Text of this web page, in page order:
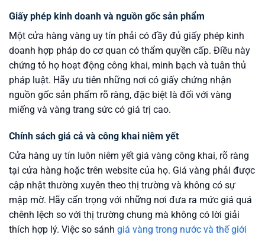
Giấy phép kinh doanh và nguồn gốc sản phẩm
Một cửa hàng vàng uy tín phải có đầy đủ giấy phép kinh
doanh hợp pháp do cơ quan có thẩm quyền cấp. Điều này
chứng tỏ họ hoạt động công khai, minh bạch và tuân thủ
pháp luật. Hãy ưu tiên những nơi có giấy chứng nhận
nguồn gốc sản phẩm rõ ràng, đặc biệt là đối với vàng
miếng và vàng trang sức có giá trị cao.
Chính sách giá cả và công khai niêm yết
Cửa hàng uy tín luôn niêm yết giá vàng công khai, rõ ràng
tại cửa hàng hoặc trên website của họ. Giá vàng phải được
cập nhật thường xuyên theo thị trường và không có sự
mập mờ. Hãy cẩn trọng với những nơi đưa ra mức giá quá
chênh lệch so với thị trường chung mà không có lời giải
thích hợp lý. Việc so sánh giá vàng trong nước và thế giới